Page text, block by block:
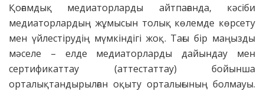
Қоғамдық медиаторларды айтпағанда, кәсіби
медиаторлардың жұмысын толық көлемде көрсету
мен үйлестірудің мүмкіндігі жоқ. Тағы бір маңызды
мәселе – елде медиаторларды дайындау мен
сертификаттау (аттестаттау) бойынша
орталықтандырылған оқыту орталығының болмауы.